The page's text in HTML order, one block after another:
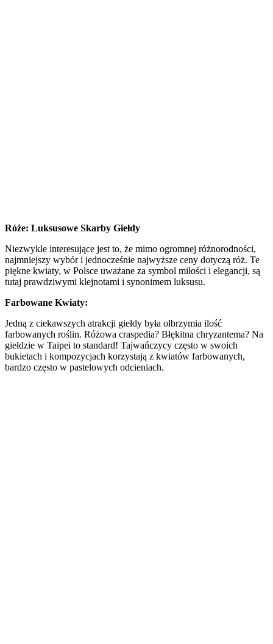
Róże: Luksusowe Skarby Giełdy
Niezwykle interesujące jest to, że mimo ogromnej różnorodności,
najmniejszy wybór i jednocześnie najwyższe ceny dotyczą róż. Te
piękne kwiaty, w Polsce uważane za symbol miłości i elegancji, są
tutaj prawdziwymi klejnotami i synonimem luksusu.
Farbowane Kwiaty:
Jedną z ciekawszych atrakcji giełdy była olbrzymia ilość
farbowanych roślin. Różowa craspedia? Błękitna chryzantema? Na
giełdzie w Taipei to standard! Tajwańczycy często w swoich
bukietach i kompozycjach korzystają z kwiatów farbowanych,
bardzo często w pastelowych odcieniach.